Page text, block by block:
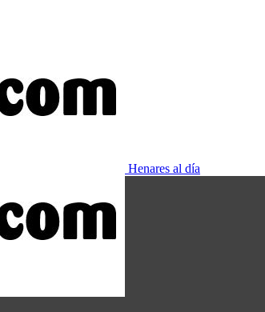
Henares al día